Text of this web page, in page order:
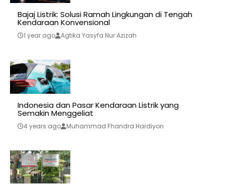
Bajaj Listrik: Solusi Ramah Lingkungan di Tengah
Kendaraan Konvensional
1 year ago Agtika Yasyfa Nur Azizah
Indonesia dan Pasar Kendaraan Listrik yang
Semakin Menggeliat
4 years ago Muhammad Fhandra Hardiyon